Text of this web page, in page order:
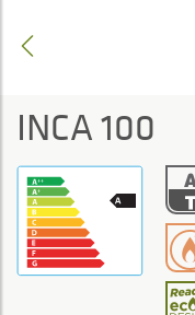
INCA 100